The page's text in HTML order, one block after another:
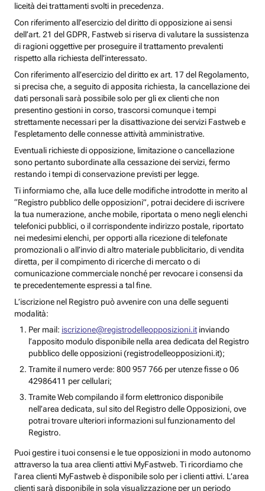
liceità dei trattamenti svolti in precedenza.
Con riferimento all’esercizio del diritto di opposizione ai sensi
dell’art. 21 del GDPR, Fastweb si riserva di valutare la sussistenza
di ragioni oggettive per proseguire il trattamento prevalenti
rispetto alla richiesta dell’interessato.
Con riferimento all’esercizio del diritto ex art. 17 del Regolamento,
si precisa che, a seguito di apposita richiesta, la cancellazione dei
dati personali sarà possibile solo per gli ex clienti che non
presentino gestioni in corso, trascorsi comunque i tempi
strettamente necessari per la disattivazione dei servizi Fastweb e
l’espletamento delle connesse attività amministrative.
Eventuali richieste di opposizione, limitazione o cancellazione
sono pertanto subordinate alla cessazione dei servizi, fermo
restando i tempi di conservazione previsti per legge.
Ti informiamo che, alla luce delle modifiche introdotte in merito al
“Registro pubblico delle opposizioni”, potrai decidere di iscrivere
la tua numerazione, anche mobile, riportata o meno negli elenchi
telefonici pubblici, o il corrispondente indirizzo postale, riportato
nei medesimi elenchi, per opporti alla ricezione di telefonate
promozionali o all’invio di altro materiale pubblicitario, di vendita
diretta, per il compimento di ricerche di mercato o di
comunicazione commerciale nonché per revocare i consensi da
te precedentemente espressi a tal fine.
L’iscrizione nel Registro può avvenire con una delle seguenti
modalità:
Per mail: iscrizione@registrodelleopposizioni.it inviando
l’apposito modulo disponibile nella area dedicata del Registro
pubblico delle opposizioni (registrodelleopposizioni.it);
Tramite il numero verde: 800 957 766 per utenze fisse o 06
42986411 per cellulari;
Tramite Web compilando il form elettronico disponibile
nell’area dedicata, sul sito del Registro delle Opposizioni, ove
potrai trovare ulteriori informazioni sul funzionamento del
Registro.
Puoi gestire i tuoi consensi e le tue opposizioni in modo autonomo
attraverso la tua area clienti attivi MyFastweb. Ti ricordiamo che
l’area clienti MyFastweb è disponibile solo per i clienti attivi. L’area
clienti sarà disponibile in sola visualizzazione per un periodo